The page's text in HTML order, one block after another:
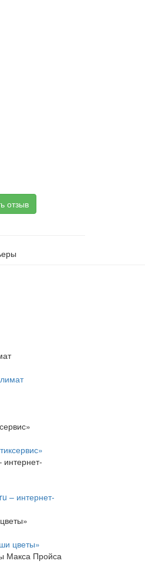
отзыв
– интернет-
цветы»
Макса Пройса